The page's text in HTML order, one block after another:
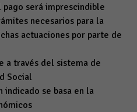
será imprescindible
necesarios para la
actuaciones por parte de
a través del sistema de
Social
se basa en la